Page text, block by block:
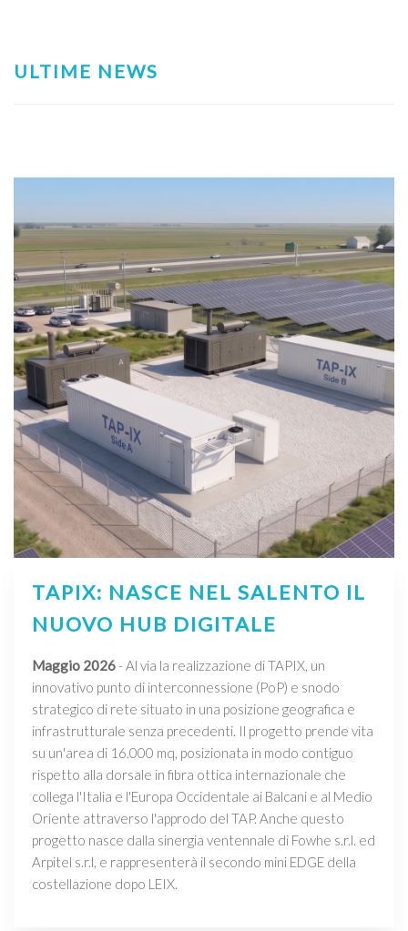
ULTIME NEWS
TAPIX: NASCE NEL SALENTO IL
NUOVO HUB DIGITALE
Maggio 2026- Al via la realizzazione di TAPIX, un
innovativo punto di interconnessione (PoP) e snodo
strategico di rete situato in una posizione geografica e
infrastrutturale senza precedenti. Il progetto prende vita
su un'area di 16.000 mq, posizionata in modo contiguo
rispetto alla dorsale in fibra ottica internazionale che
collega l'Italia e l'Europa Occidentale ai Balcani e al Medio
Oriente attraverso l'approdo del TAP. Anche questo
progetto nasce dalla sinergia ventennale di Fowhe s.r.l. ed
Arpitel s.r.l, e rappresenterà il secondo mini EDGE della
costellazione dopo LEIX.